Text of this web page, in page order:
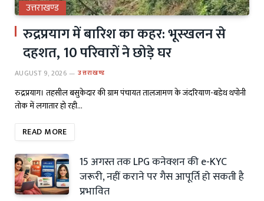
उत्तराखण्ड
रुद्रप्रयाग में बारिश का कहर: भूस्खलन से
दहशत, 10 परिवारों ने छोड़े घर
AUGUST 9, 2026 उत्तराखण्ड
रुद्रप्रयाग। तहसील बसुकेदार की ग्राम पंचायत तालजामण के जंदरियाण-बडेथ थपोनी
तोक में लगातार हो रही…
READ MORE
15 अगस्त तक LPG कनेक्शन की e-KYC
जरूरी, नहीं कराने पर गैस आपूर्ति हो सकती है
प्रभावित